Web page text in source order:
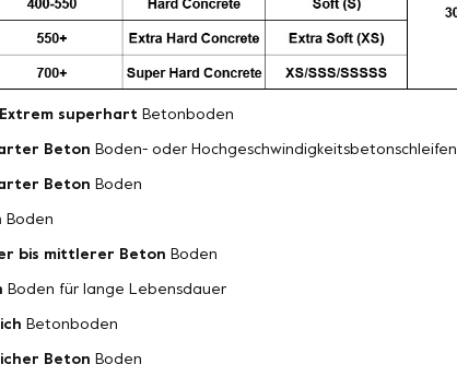
Extrem superhart Betonboden
Beton Boden- oder Hochgeschwindigkeitsbetonschleifen
Beton Boden
Boden
bis mittlerer Beton Boden
Boden für lange Lebensdauer
Betonboden
Beton Boden